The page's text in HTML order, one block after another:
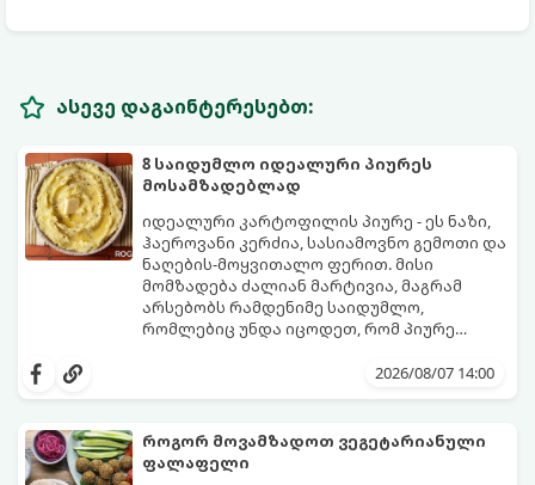
ასევე დაგაინტერესებთ:
8 საიდუმლო იდეალური პიურეს
მოსამზადებლად
იდეალური კარტოფილის პიურე - ეს ნაზი,
ჰაეროვანი კერძია, სასიამოვნო გემოთი და
ნაღების-მოყვითალო ფერით. მისი
მომზადება ძალიან მარტივია, მაგრამ
არსებობს რამდენიმე საიდუმლო,
რომლებიც უნდა იცოდეთ, რომ პიურე
2026/08/07 14:00
როგორ მოვამზადოთ ვეგეტარიანული
ფალაფელი